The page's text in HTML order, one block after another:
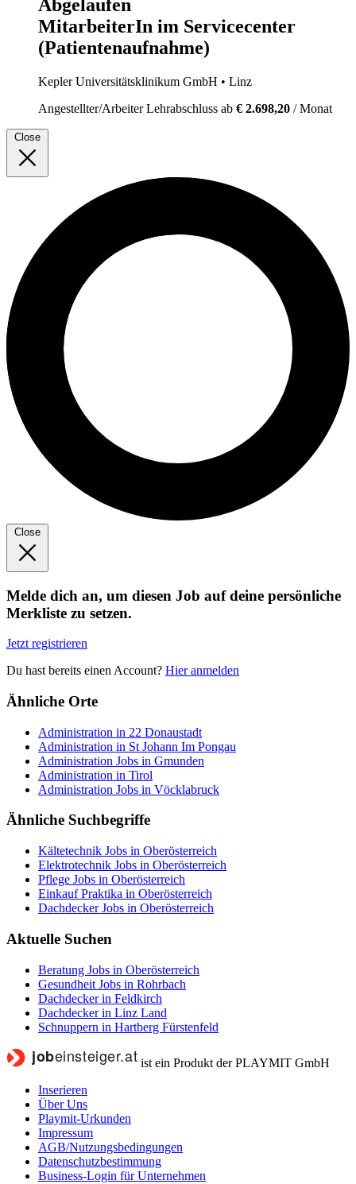
Abgelaufen
MitarbeiterIn im Servicecenter
(Patientenaufnahme)
Kepler Universitätsklinikum GmbH • Linz
Angestellter/ArbeiterLehrabschluss ab € 2.698,20 / Monat
Close
Close
Melde dich an, um diesen Job auf deine persönliche
Merkliste zu setzen.
Jetzt registrieren
Du hast bereits einen Account? Hier anmelden
Ähnliche Orte
Administration in 22 Donaustadt
Administration in St Johann Im Pongau
Administration Jobs in Gmunden
Administration in Tirol
Administration Jobs in Vöcklabruck
Ähnliche Suchbegriffe
Kältetechnik Jobs in Oberösterreich
Elektrotechnik Jobs in Oberösterreich
Pflege Jobs in Oberösterreich
Einkauf Praktika in Oberösterreich
Dachdecker Jobs in Oberösterreich
Aktuelle Suchen
Beratung Jobs in Oberösterreich
Gesundheit Jobs in Rohrbach
Dachdecker in Feldkirch
Dachdecker in Linz Land
Schnuppern in Hartberg Fürstenfeld
ist ein Produkt der PLAYMIT GmbH
Inserieren
Über Uns
Playmit-Urkunden
Impressum
AGB/Nutzungsbedingungen
Datenschutzbestimmung
Business-Login für Unternehmen